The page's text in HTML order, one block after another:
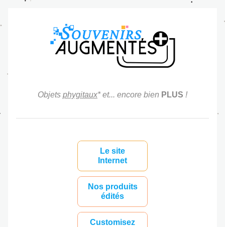
Objets phygitaux* et... encore bien PLUS !
Le site
Internet
Nos produits
édités
Customisez